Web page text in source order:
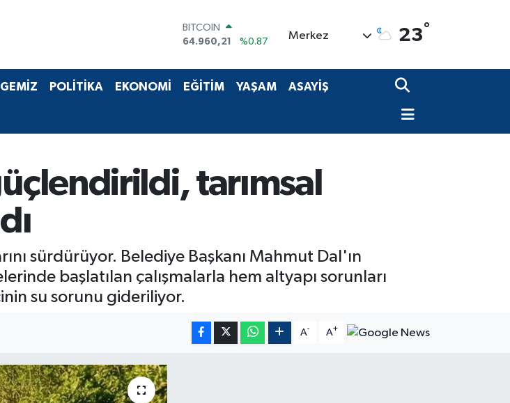
64.960,21
DOLAR
EURO
55,2510
%0.32
6648.99
%2.59
Merkez 23°
POLİTİKA EKONOMİ EĞİTİM YAŞAM ASAYİŞ
tarımsal
sürdürüyor. Belediye Başkanı Mahmut Dal'ın
başlatılan çalışmalarla hem altyapı sorunları
su sorunu gideriliyor.
A- A+